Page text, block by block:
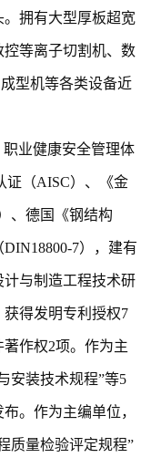
。拥有大型厚板超宽
等离子切割机、数
型机等各类设备近
职业健康安全管理体
证（AISC）、《金
、德国《钢结构
7），建有
与制造工程技术研
得发明专利授权7
作权2项。作为主
安装技术规程”等5
。作为主编单位，
质量检验评定规程”